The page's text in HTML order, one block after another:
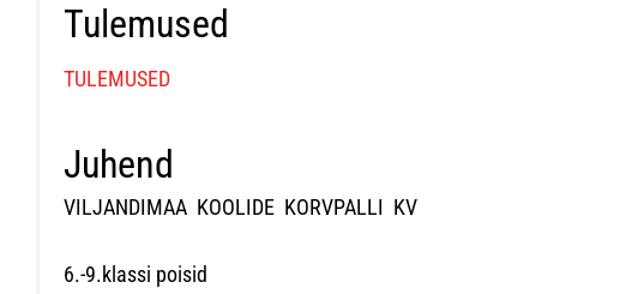
Tulemused
TULEMUSED
Juhend
VILJANDIMAA KOOLIDE KORVPALLI KV
6.-9.klassi poisid